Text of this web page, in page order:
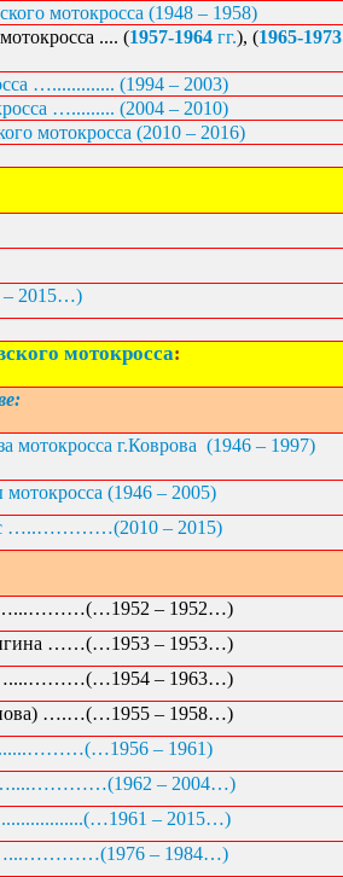
мотокросса (1948 – 1958)
.... (1957-1964 гг.), (1965-1973
…............. (1994 – 2003)
…......... (2004 – 2010)
мотокросса (2010 – 2016)
2015…)
мотокросса:
мотокросса г.Коврова(1946 – 1997)
мотокросса(1946 – 2005)
…..…………(2010 – 2015)
…...………(…1952 – 1952…)
……(…1953 – 1953…)
……....………(…1954 – 1963…)
….…(…1955 – 1958…)
– 1961)
– 2004…)
– 2015…)
…...…………(1976 – 1984…)